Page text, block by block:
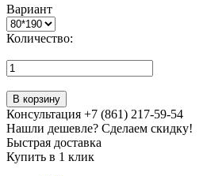
Вариант
Количество:
В корзину
Консультация +7 (861) 217-59-54
Нашли дешевле? Сделаем скидку!
Быстрая доставка
Купить в 1 клик